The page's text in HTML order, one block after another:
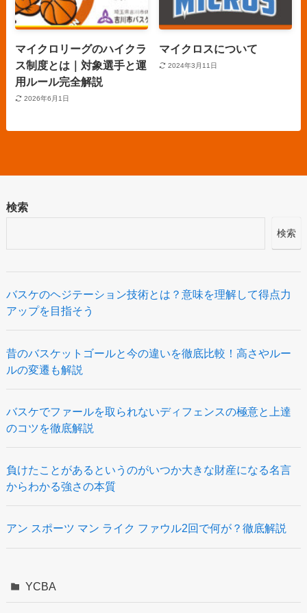
マイクロリーグのハイクラ
ス制度とは｜対象選手と運
用ルール完全解説
2026年6月1日
マイクロスについて
2024年3月11日
検索
検索
バスケのヘジテーション技術とは？意味を理解して得点力
アップを目指そう
昔のバスケットゴールと今の違いを徹底比較！高さやルー
ルの変遷も解説
バスケでファールを取られないディフェンスの極意と上達
のコツを徹底解説
負けたことがあるというのがいつか大きな財産になる名言
からわかる強さの本質
アン スポーツ マン ライク ファウル2回で何が？徹底解説
YCBA